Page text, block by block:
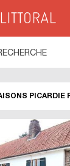
OPALE> PICARDIE
PICARDIE